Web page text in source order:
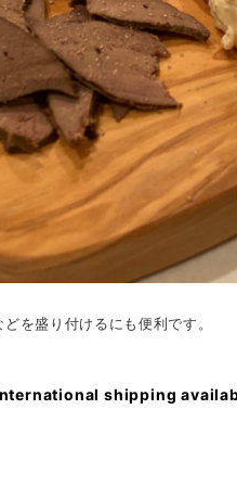
を盛り付けるにも便利です。
shipping